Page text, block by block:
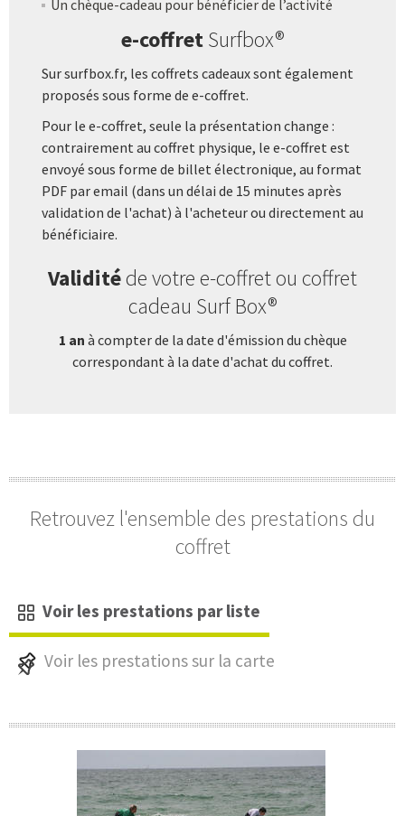
Un chèque-cadeau pour bénéficier de l’activité
e-coffretSurfbox®
Sur surfbox.fr, les coffrets cadeaux sont également
proposés sous forme de e-coffret.
Pour le e-coffret, seule la présentation change :
contrairement au coffret physique, le e-coffret est
envoyé sous forme de billet électronique, au format
PDF par email (dans un délai de 15 minutes après
validation de l'achat) à l'acheteur ou directement au
bénéficiaire.
Validitéde votre e-coffret ou coffret
cadeau Surf Box®
1 an à compter de la date d'émission du chèque
correspondant à la date d'achat du coffret.
Retrouvez l'ensemble des prestations du
coffret
Voir les prestations par liste
Voir les prestations sur la carte